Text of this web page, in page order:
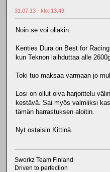
31.07.13 - klo: 13.49
Noin se voi ollakin.
Kenties Dura on Best for
kun Teknon laihduttaa alle
Toki tuo maksaa varmaan jo
Losi on ollut oiva harjoittelu
kestävä. Sai myös valmiiksi
tämän harrastuksen aloitin.
Nyt ostaisin Kittinä.
Sworkz Team Finland
Driven to perfection